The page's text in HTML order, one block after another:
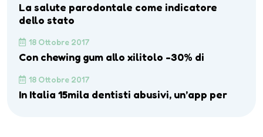
La salute parodontale come indicatore
dello stato
18 Ottobre 2017
Con chewing gum allo xilitolo -30% di
18 Ottobre 2017
In Italia 15mila dentisti abusivi, un’app per